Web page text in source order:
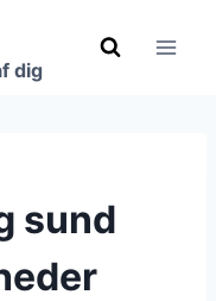
dig
sund